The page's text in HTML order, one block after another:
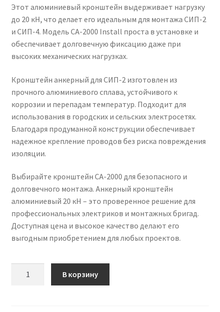
Этот алюминиевый кронштейн выдерживает нагрузку
до 20 кН, что делает его идеальным для монтажа СИП-2
и СИП-4. Модель CA-2000 Install проста в установке и
обеспечивает долговечную фиксацию даже при
высоких механических нагрузках.
Кронштейн анкерный для СИП-2 изготовлен из
прочного алюминиевого сплава, устойчивого к
коррозии и перепадам температур. Подходит для
использования в городских и сельских электросетях.
Благодаря продуманной конструкции обеспечивает
надежное крепление проводов без риска повреждения
изоляции.
Выбирайте кронштейн CA-2000 для безопасного и
долговечного монтажа. Анкерный кронштейн
алюминиевый 20 кН – это проверенное решение для
профессиональных электриков и монтажных бригад.
Доступная цена и высокое качество делают его
выгодным приобретением для любых проектов.
В корзину